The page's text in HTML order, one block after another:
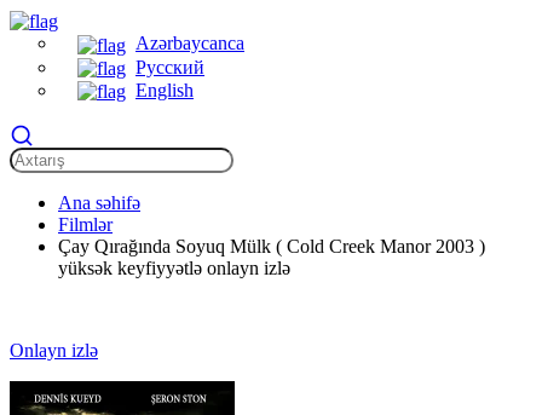
Azərbaycanca
Русский
English
Ana səhifə
Filmlər
Çay Qırağında Soyuq Mülk ( Cold Creek Manor 2003 )
yüksək keyfiyyətlə onlayn izlə
Onlayn izlə